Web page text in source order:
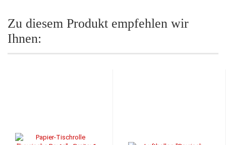
Zu diesem Produkt empfehlen wir
Ihnen: